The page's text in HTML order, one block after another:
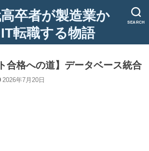
SEARCH
卒者が製造業か
転職する物語
合格への道】データベース統合
2026年7月20日